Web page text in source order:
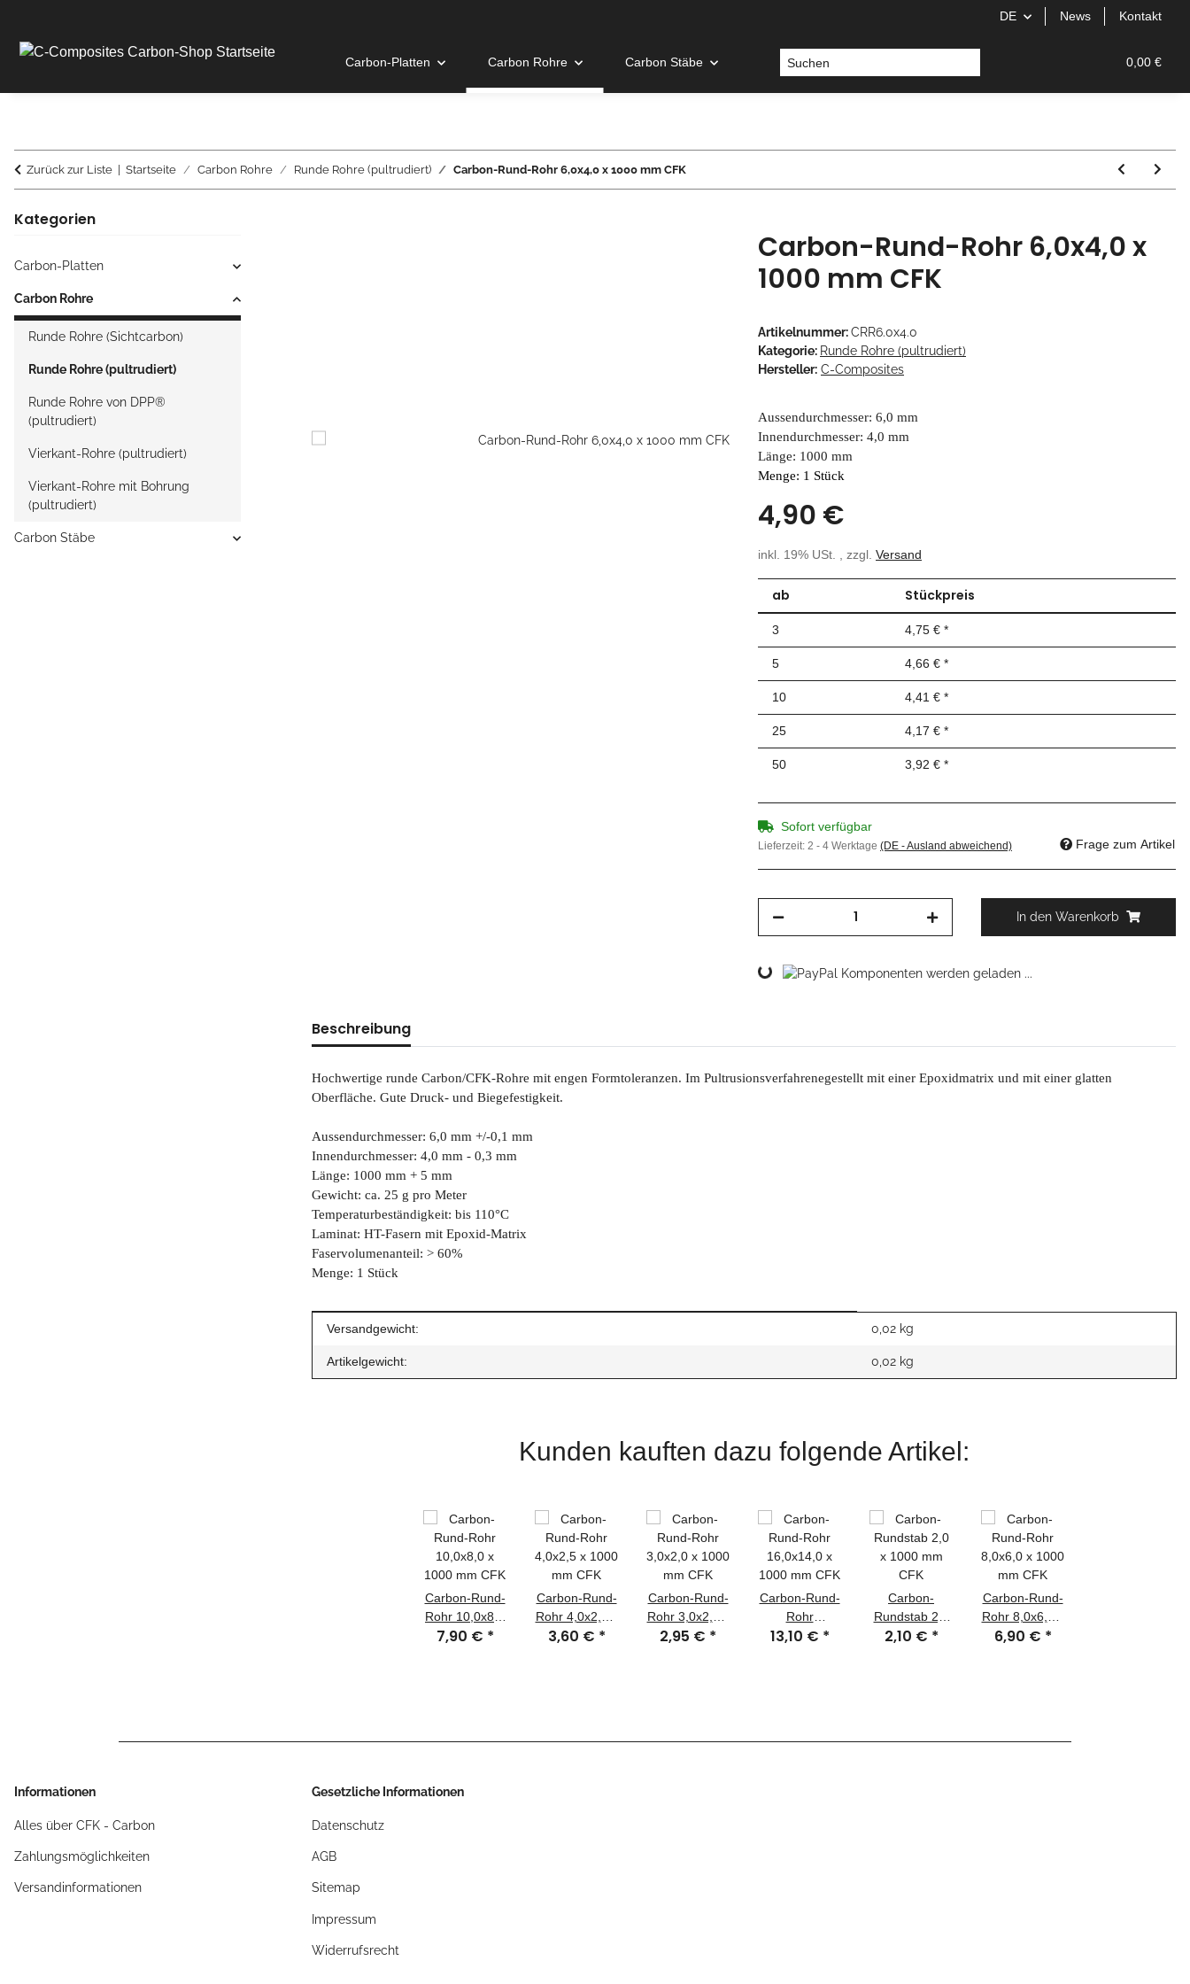
DE News Kontakt
0,00 €
Carbon-Platten Carbon Rohre Carbon Stäbe
Zurück zur Liste Startseite Carbon Rohre Runde Rohre (pultrudiert) Carbon-Rund-Rohr 6,0x4,0 x 1000 mm CFK
Carbon-Rund-Rohr 6,0x4,0 x
1000 mm CFK
Artikelnummer:CRR6.0x4.0
Kategorie: Runde Rohre (pultrudiert)
Hersteller: C-Composites
Aussendurchmesser: 6,0 mm
Innendurchmesser: 4,0 mm
Länge: 1000 mm
Menge: 1 Stück
4,90 €
inkl. 19% USt. , zzgl. Versand
ab Stückpreis
3 4,75 € *
5 4,66 € *
10 4,41 € *
25 4,17 € *
50 3,92 € *
Sofort verfügbar
Lieferzeit: 2 - 4 Werktage (DE - Ausland abweichend) Frage zum Artikel
In den Warenkorb
Loading... Komponenten werden geladen ...
Beschreibung
Hochwertige runde Carbon/CFK-Rohre mit engen Formtoleranzen. Im Pultrusionsverfahrenegestellt mit einer Epoxidmatrix und mit einer glatten
Oberfläche. Gute Druck- und Biegefestigkeit.
Aussendurchmesser: 6,0 mm +/-0,1 mm
Innendurchmesser: 4,0 mm - 0,3 mm
Länge: 1000 mm + 5 mm
Gewicht: ca. 25 g pro Meter
Temperaturbeständigkeit: bis 110°C
Laminat: HT-Fasern mit Epoxid-Matrix
Faservolumenanteil: > 60%
Menge: 1 Stück
Produkteigenschaft
Wert
Versandgewicht: 0,02 kg
Artikelgewicht: 0,02 kg
Kunden kauften dazu folgende Artikel:
Carbon-Rund-
Rohr 10,0x8,0
x 1000 mm
7,90 € *
Carbon-Rund-
Rohr 4,0x2,5 x
1000 mm CFK
3,60 € *
Carbon-Rund-
Rohr 3,0x2,0 x
1000 mm CFK
2,95 € *
Carbon-Rund-
Rohr
16,0x14,0 x
13,10 € *
Carbon-
Rundstab 2,0
x 1000 mm
2,10 € *
Carbon-Rund-
Rohr 8,0x6,0 x
1000 mm CFK
6,90 € *
Kategorien
Carbon-Platten
Carbon Rohre
Runde Rohre (Sichtcarbon)
Runde Rohre (pultrudiert)
Runde Rohre von DPP®
(pultrudiert)
Vierkant-Rohre (pultrudiert)
Vierkant-Rohre mit Bohrung
(pultrudiert)
Carbon Stäbe
Informationen
Alles über CFK - Carbon
Zahlungsmöglichkeiten
Versandinformationen
Gesetzliche Informationen
Datenschutz
AGB
Sitemap
Impressum
Widerrufsrecht